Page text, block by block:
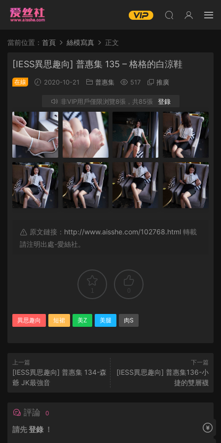
當前位置： 首頁 絲模寫真 正文
[IESS異思趣向] 普惠集 135 – 格格的白涼鞋
在線 2020-10-21 普惠集 517 推廣
非VIP用戶僅限浏覽8張，共85張 登錄
原文鏈接： http://www.aisshe.com/102768.html 轉載
請注明出處-愛絲社。
1 0
異思趣向 短裙 美Z 美腿 肉S
上一篇
[IESS異思趣向] 普惠集 134-森
爺 JK最強音
下一篇
[IESS異思趣向] 普惠集136-小
捷的雙層襪
評論 0
請先登錄 ！